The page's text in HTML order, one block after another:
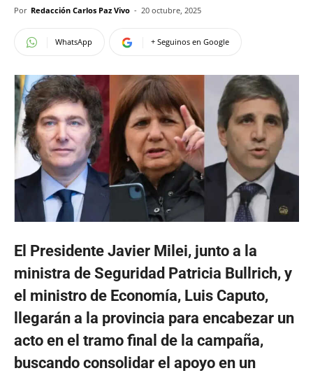
Por Redacción Carlos Paz Vivo - 20 octubre, 2025
WhatsApp + Seguinos en Google
El Presidente Javier Milei, junto a la
ministra de Seguridad Patricia Bullrich, y
el ministro de Economía, Luis Caputo,
llegarán a la provincia para encabezar un
acto en el tramo final de la campaña,
buscando consolidar el apoyo en un